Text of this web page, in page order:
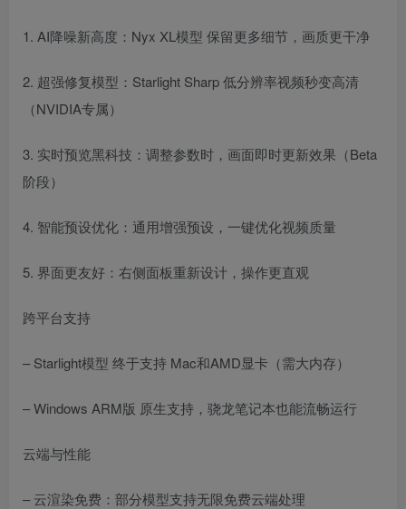
1. AI降噪新高度：Nyx XL模型 保留更多细节，画质更干净
2. 超强修复模型：Starlight Sharp 低分辨率视频秒变高清
（NVIDIA专属）
3. 实时预览黑科技：调整参数时，画面即时更新效果（Beta
阶段）
4. 智能预设优化：通用增强预设，一键优化视频质量
5. 界面更友好：右侧面板重新设计，操作更直观
跨平台支持
– Starlight模型 终于支持 Mac和AMD显卡（需大内存）
– Windows ARM版 原生支持，骁龙笔记本也能流畅运行
云端与性能
– 云渲染免费：部分模型支持无限免费云端处理